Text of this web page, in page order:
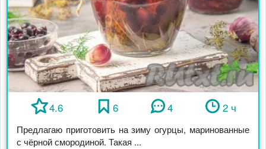
4.6 6 4 2 ч
Предлагаю приготовить на зиму огурцы, маринованные
с чёрной смородиной. Такая ...